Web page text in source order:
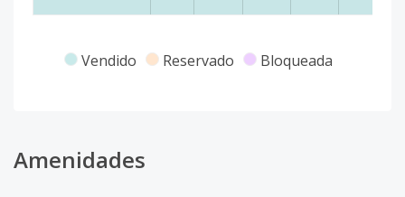
Vendido Reservado Bloqueada
Amenidades